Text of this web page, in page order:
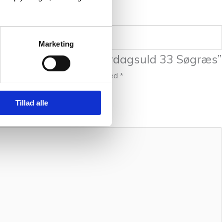
Marketing
Tillad alle
“Økologisk Hverdagsuld 33 Søgræs”
Krævede felter er markeret med *